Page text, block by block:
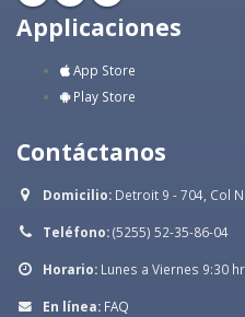
Applicaciones
App Store
Play Store
Contáctanos
Domicilio: Detroit 9 - 704, Col
Teléfono:(5255) 52-35-86-04
Horario: Lunes a Viernes 9:30
En línea: FAQ